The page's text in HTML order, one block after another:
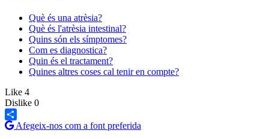
Què és una atrèsia?
Què és l'atrèsia intestinal?
Quins són els símptomes?
Com es diagnostica?
Quin és el tractament?
Quines altres coses cal tenir en compte?
Like 4
Dislike 0
Share
Afegeix-nos com a font preferida